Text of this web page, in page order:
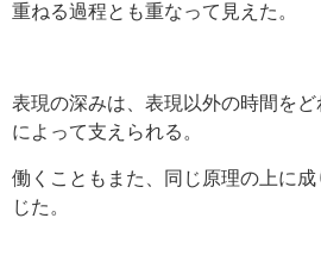
重ねる過程とも重なって見えた。
表現の深みは、表現以外の時間を
によって支えられる。
働くこともまた、同じ原理の上に
じた。